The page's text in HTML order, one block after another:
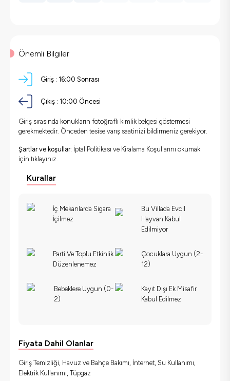
Önemli Bilgiler
Giriş : 16:00 Sonrası
Çıkış : 10:00 Öncesi
Giriş sırasında konukların fotoğraflı kimlik belgesi göstermesi
gerekmektedir. Önceden tesise varış saatinizi bildirmeniz gerekiyor.
Şartlar ve koşullar: İptal Politikası ve Kiralama Koşullarını okumak
için tıklayınız.
Kurallar
İç Mekanlarda Sigara
İçilmez
Bu Villada Evcil
Hayvan Kabul
Edilmiyor
Parti Ve Toplu Etkinlik
Düzenlenemez
Çocuklara Uygun (2-
12)
Bebeklere Uygun (0-
2)
Kayıt Dışı Ek Misafir
Kabul Edilmez
Fiyata Dahil Olanlar
Giriş Temizliği, Havuz ve Bahçe Bakımı, İnternet, Su Kullanımı,
Elektrik Kullanımı, Tüpgaz